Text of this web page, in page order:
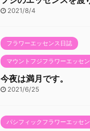
2021/8/4
フラワーエッセンス日誌
マウントフジフラワーエッセ
今夜は満月です。
2021/6/25
パシフィックフラワーエッセ